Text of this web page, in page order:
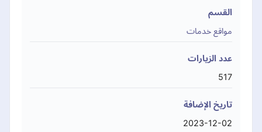
القسم
مواقع خدمات
عدد الزيارات
517
تاريخ الإضافة
2023-12-02